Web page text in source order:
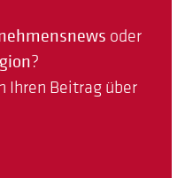
oder
?
Ihren Beitrag über